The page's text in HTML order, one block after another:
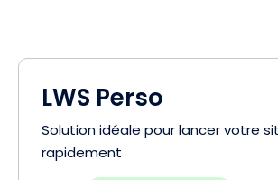
LWS Perso
Solution idéale pour lancer votre
rapidement